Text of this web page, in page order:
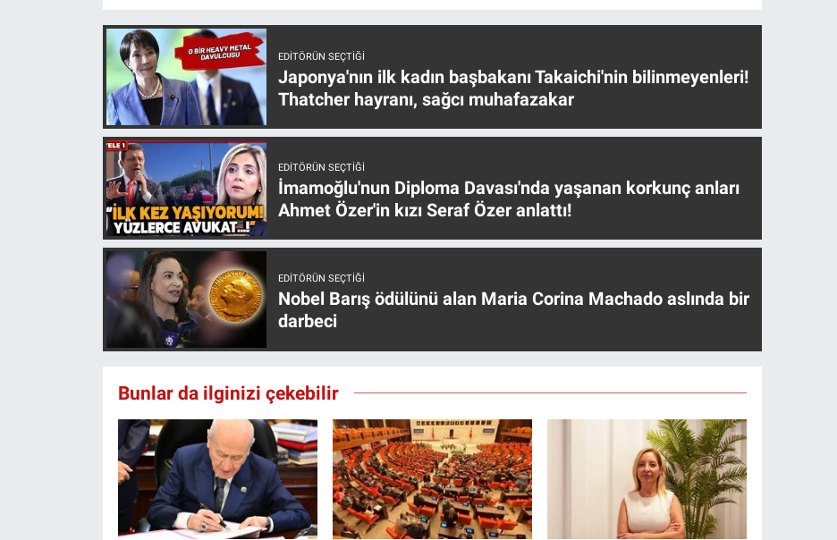
EDITÖRÜN SEÇTIĞI
Japonya'nın ilk kadın başbakanı Takaichi'nin bilinmeyenleri!
Thatcher hayranı, sağcı muhafazakar
EDITÖRÜN SEÇTIĞI
İmamoğlu'nun Diploma Davası'nda yaşanan korkunç anları
Ahmet Özer'in kızı Seraf Özer anlattı!
EDITÖRÜN SEÇTIĞI
Nobel Barış ödülünü alan Maria Corina Machado aslında bir
darbeci
Bunlar da ilginizi çekebilir